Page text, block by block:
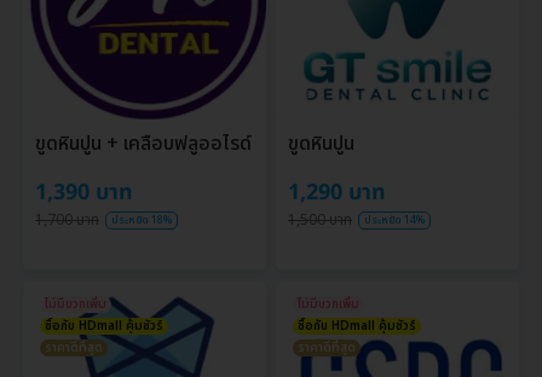
ขูดหินปูน + เคลือบฟลูออไรด์
1,390 บาท
1,700 บาท ประหยัด 18%
ขูดหินปูน
1,290 บาท
1,500 บาท ประหยัด 14%
ไม่มีบวกเพิ่ม
ซื้อกับ HDmall คุ้มชัวร์
ราคาดีที่สุด
ไม่มีบวกเพิ่ม
ซื้อกับ HDmall คุ้มชัวร์
ราคาดีที่สุด